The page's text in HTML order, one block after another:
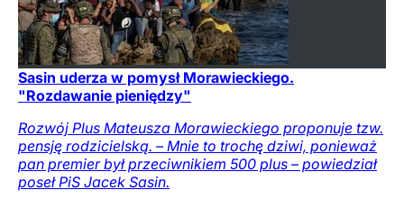
Sasin uderza w pomysł Morawieckiego.
"Rozdawanie pieniędzy"
Rozwój Plus Mateusza Morawieckiego proponuje tzw.
pensję rodzicielską. – Mnie to trochę dziwi, ponieważ
pan premier był przeciwnikiem 500 plus – powiedział
poseł PiS Jacek Sasin.